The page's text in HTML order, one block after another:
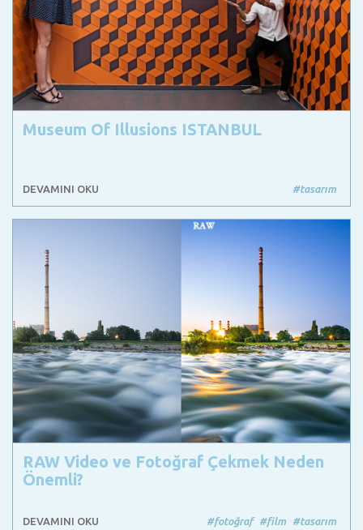
Museum Of Illusions ISTANBUL
DEVAMINI OKU #tasarım
RAW Video ve Fotoğraf Çekmek Neden
Önemli?
DEVAMINI OKU #fotoğraf #film #tasarım